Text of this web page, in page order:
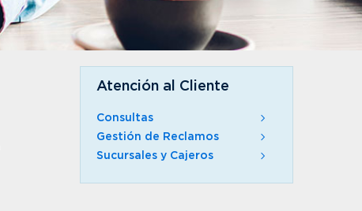
Atención al Cliente
Consultas
Gestión de Reclamos
Sucursales y Cajeros